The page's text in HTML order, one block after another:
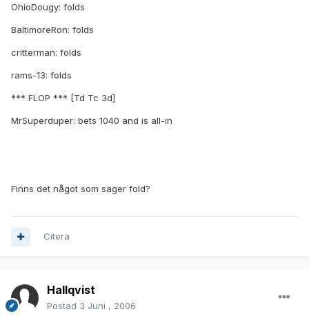
OhioDougy: folds
BaltimoreRon: folds
critterman: folds
rams-13: folds
*** FLOP *** [Td Tc 3d]
MrSuperduper: bets 1040 and is all-in
Finns det något som säger fold?
Citera
Hallqvist
Postad 3 Juni , 2006